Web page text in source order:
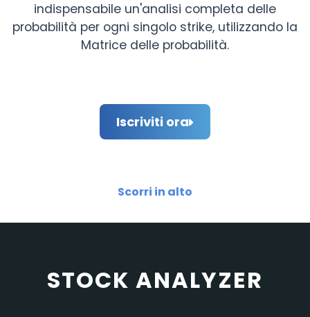
indispensabile un'analisi completa delle
probabilità per ogni singolo strike, utilizzando la
Matrice delle probabilità.
Iscriviti ora
Scorri in alto
STOCK ANALYZER